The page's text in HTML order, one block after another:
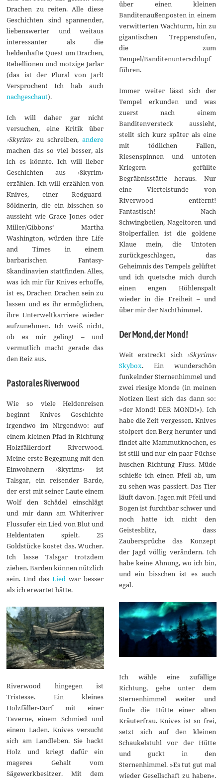
Drachen zu reiten. Alle diese
Geschichten sind spannender,
liebenswerter und weitaus
interessanter als die
heldenhafte Quest um Drachen,
Rebellionen und motzige Jarlar
(das ist der Plural von Jarl!
Versprochen! Ich hab auch
nachgeschaut).
Ich will daher gar nicht
versuchen, eine Kritik über
›Skyrim‹zu schreiben,andere
machen das so viel besser, als
ich es könnte. Ich will lieber
Geschichten aus ›Skyrim‹
erzählen. Ich will erzählen von
Knives, einer Redguard-
Söldnerin, die ein bisschen so
aussieht wie Grace Jones oder
Miller/Gibbons‘ Martha
Washington, würden ihre Life
and Times in einem
barbarischen Fantasy-
Skandinavien stattfinden. Alles,
was ich mir für Knives erhoffe,
ist es, Drachen Drachen sein zu
lassen und es ihr ermöglichen,
ihre Unterweltkarriere wieder
aufzunehmen. Ich weiß nicht,
ob es mir gelingt – und
vermutlich macht gerade das
den Reiz aus.
Pastorales Riverwood
Wie so viele Heldenreisen
beginnt Knives Geschichte
irgendwo im Nirgendwo: auf
einem kleinen Pfad in Richtung
Holzfällerdorf Riverwood.
Meine erste Begegnung mit den
Einwohnern ›Skyrims‹ ist
Talsgar, ein reisender Barde,
der erst mit seiner Laute einem
Wolf den Schädel einschlägt
und mir dann am Whiteriver
Flussufer ein Lied von Blut und
Heldentaten spielt. 25
Goldstücke kostet das. Wucher.
Ich lasse Talsgar trotzdem
ziehen. Barden können nützlich
sein. Und dasLied war besser
als ich erwartet hätte.
Riverwood hingegen ist
Tristesse. Ein kleines
Holzfäller-Dorf mit einer
Taverne, einem Schmied und
einem Laden. Knives versucht
sich am Landleben. Sie hackt
Holz und kriegt dafür ein
mageres Gehalt vom
Sägewerkbesitzer. Mit dem
über einen kleinen
Banditenaußenposten in einem
verwitterten Wachturm, hin zu
gigantischen Treppenstufen,
die zum
Tempel/Banditenunterschlupf
führen.
Immer weiter lässt sich der
Tempel erkunden und was
zuerst nach einem
Banditenversteck aussieht,
stellt sich kurz später als eine
mit tödlichen Fallen,
Riesenspinnen und untoten
Kriegern gefüllte
Begräbnisstätte heraus. Nur
eine Viertelstunde von
Riverwood entfernt!
Fantastisch! Nach
Schwingbeilen, Nageltoren und
Stolperfallen ist die goldene
Klaue mein, die Untoten
zurückgeschlagen, das
Geheimnis des Tempels gelüftet
und ich quetsche mich durch
einen engen Höhlenspalt
wieder in die Freiheit – und
über mir der Nachthimmel.
Der Mond, der Mond!
Weit erstreckt sich ›Skyrims‹
Skybox. Ein wunderschön
funkelnder Sternenhimmel und
zwei riesige Monde (in meinen
Notizen liest sich das dann so:
»der Mond! DER MOND!«). Ich
habe die Zeit vergessen. Knives
stolpert den Berg herunter und
findet alte Mammutknochen, es
ist still und nur ein paar Füchse
huschen Richtung Fluss. Müde
schieße ich einen Pfeil ab, um
zu sehen was passiert. Das Tier
läuft davon. Jagen mit Pfeil und
Bogen ist furchtbar schwer und
noch hatte ich nicht den
Geistesblitz, dass
Zaubersprüche das Konzept
der Jagd völlig verändern. Ich
habe keine Ahnung, wo ich bin,
und ein bisschen ist es auch
egal.
Ich wähle eine zufällige
Richtung, gehe unter dem
Sternenhimmel weiter und
finde die Hütte einer alten
Kräuterfrau. Knives ist so frei,
setzt sich auf den kleinen
Schaukelstuhl vor der Hütte
und guckt in den
Sternenhimmel. »Es tut gut mal
wieder Gesellschaft zu haben«,